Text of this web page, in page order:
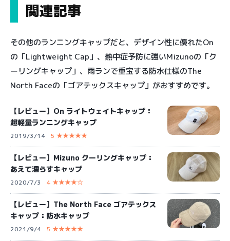
関連記事
その他のランニングキャップだと、デザイン性に優れたOn
の「Lightweight Cap」、熱中症予防に強いMizunoの「ク
ーリングキャップ」、雨ランで重宝する防水仕様のThe
North Faceの「ゴアテックスキャップ」がおすすめです。
【レビュー】On ライトウェイトキャップ：
超軽量ランニングキャップ
2019/3/14 5 ★★★★★
【レビュー】Mizuno クーリングキャップ：
あえて濡らすキャップ
2020/7/3 4 ★★★★☆
【レビュー】The North Face ゴアテックス
キャップ：防水キャップ
2021/9/4 5 ★★★★★